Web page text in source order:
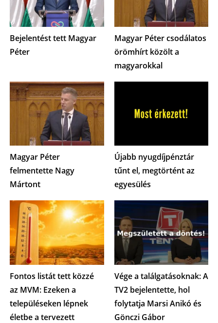
Bejelentést tett Magyar
Péter
Magyar Péter csodálatos
örömhírt közölt a
magyarokkal
Magyar Péter
felmentette Nagy
Mártont
Újabb nyugdíjpénztár
tűnt el, megtörtént az
egyesülés
Fontos listát tett közzé
az MVM: Ezeken a
településeken lépnek
életbe a tervezett
Vége a találgatásoknak: A
TV2 bejelentette, hol
folytatja Marsi Anikó és
Gönczi Gábor